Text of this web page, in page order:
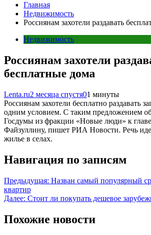
Главная
Недвижимость
Россиянам захотели раздавать
Недвижимость
Россиянам захотели
бесплатные дома
Lenta.ru2 месяца спустя01 минуты
Россиянам захотели бесплатно раздавать
одним условием. С таким предложением
Госдумы из фракции «Новые люди» к
Файзуллину, пишет РИА Новости. Речь
жилье в селах.
Навигация по записям
Предыдущая: Назван самый популярный
квартир
Далее: Стоит ли покупать дешевое
Похожие новости